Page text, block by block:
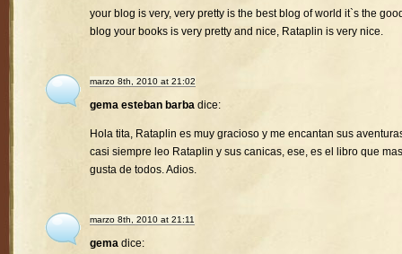
your blog is very, very pretty is the best blog of world it`s the
blog your books is very pretty and nice, Rataplin is very nice.
marzo 8th, 2010 at 21:02
gema esteban barba dice:
Hola tita, Rataplin es muy gracioso y me encantan sus
casi siempre leo Rataplin y sus canicas, ese, es el libro que
gusta de todos. Adios.
marzo 8th, 2010 at 21:11
gema dice: